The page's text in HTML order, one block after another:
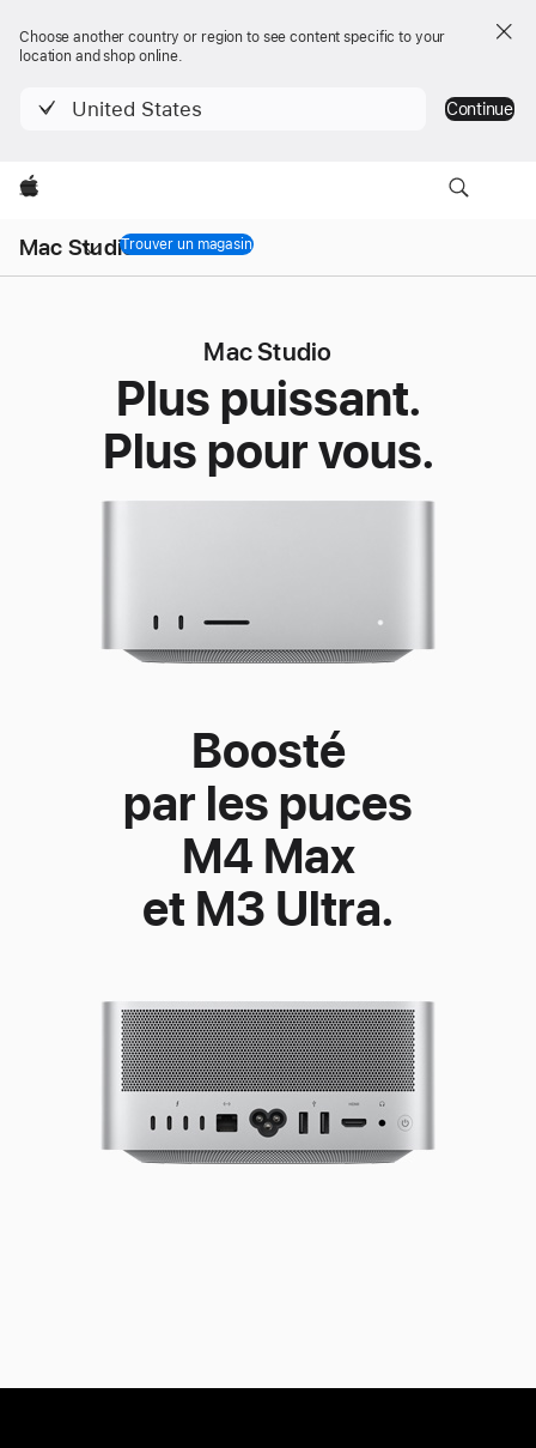
Choose another country or region to see content specific to your
location and shop online.
United States Continue
Apple
Mac Studio
locale
Ouvrir
menu
Trouver un magasinMac Studio
Mac Studio
Plus puissant.
Plus pour vous.
Boosté
par les puces
M4 Max
et M3 Ultra.